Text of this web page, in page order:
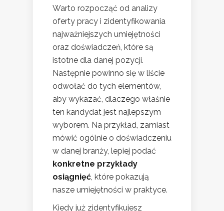
Warto rozpocząć od analizy
oferty pracy i zidentyfikowania
najważniejszych umiejętności
oraz doświadczeń, które są
istotne dla danej pozycji.
Następnie powinno się w liście
odwołać do tych elementów,
aby wykazać, dlaczego właśnie
ten kandydat jest najlepszym
wyborem. Na przykład, zamiast
mówić ogólnie o doświadczeniu
w danej branży, lepiej podać
konkretne przykłady
osiągnięć, które pokazują
nasze umiejętności w praktyce.
Kiedy już zidentyfikujesz